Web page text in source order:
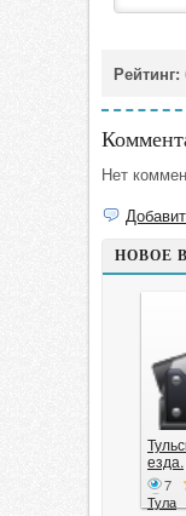
Рейтинг:
Нет
НОВОЕ
езда.
7
Тула